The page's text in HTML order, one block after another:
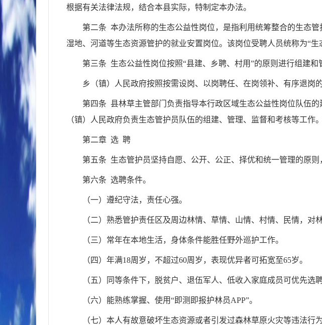
根据有关法律法规，结合本县实际，特制定本办法。
第二条 本办法所称的生态公益性岗位，是指利用统筹整合的生态
湿地、河道等生态资源管护的就业安置岗位。该岗位受聘人员统称为“生
第三条 生态公益性岗位按照“县建、乡聘、村用”的原则进行组建和
乡（镇）人民政府按照按需设岗、以岗聘任、在岗领补、有序退岗
第四条 县林草主管部门负责指导本行政区域生态公益性岗位队伍
（镇）人民政府负责生态管护员队伍的组建、管理、监督和考核等工作
第二章 选 聘
第五条 生态管护员坚持自愿、公开、公正、择优和统一管理的原则
第六条 选聘条件。
（一）遵纪守法，责任心强。
（二）熟悉管护责任区及周边林情、草情、山情、村情、民情，对
（三）常年在本地生活，身体条件能胜任野外巡护工作。
（四）年满18周岁，不超过60周岁，表现优异者可拓宽至65岁。
（五）同等条件下，脱贫户、退伍军人、低收入家庭成员可优先选聘
（六）能熟练掌握、使用“即测即报护林员APP”。
（七）本人有故意破坏生态资源或者引发过森林草原火灾等违法行